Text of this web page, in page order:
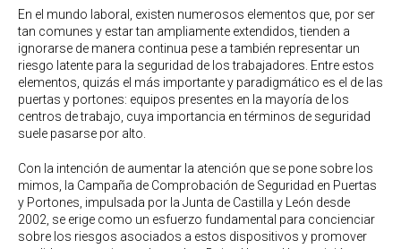
En el mundo laboral, existen numerosos elementos que, por ser
tan comunes y estar tan ampliamente extendidos, tienden a
ignorarse de manera continua pese a también representar un
riesgo latente para la seguridad de los trabajadores. Entre estos
elementos, quizás el más importante y paradigmático es el de las
puertas y portones: equipos presentes en la mayoría de los
centros de trabajo, cuya importancia en términos de seguridad
suele pasarse por alto.
Con la intención de aumentar la atención que se pone sobre los
mimos, la Campaña de Comprobación de Seguridad en Puertas
y Portones, impulsada por la Junta de Castilla y León desde
2002, se erige como un esfuerzo fundamental para concienciar
sobre los riesgos asociados a estos dispositivos y promover